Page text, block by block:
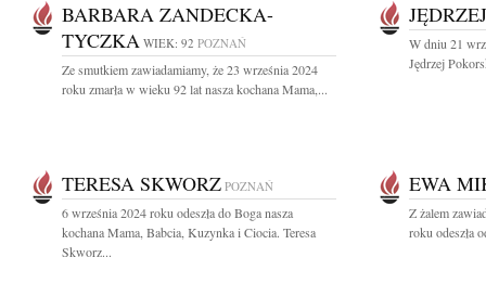
BARBARA ZANDECKA-
TYCZKA WIEK: 92 POZNAŃ
Ze smutkiem zawiadamiamy, że 23 września 2024
roku zmarła w wieku 92 lat nasza kochana Mama,...
W dniu 21
Jędrzej
TERESA SKWORZ POZNAŃ
6 września 2024 roku odeszła do Boga nasza
kochana Mama, Babcia, Kuzynka i Ciocia. Teresa
Skworz...
EWA
Z żalem
roku odeszła